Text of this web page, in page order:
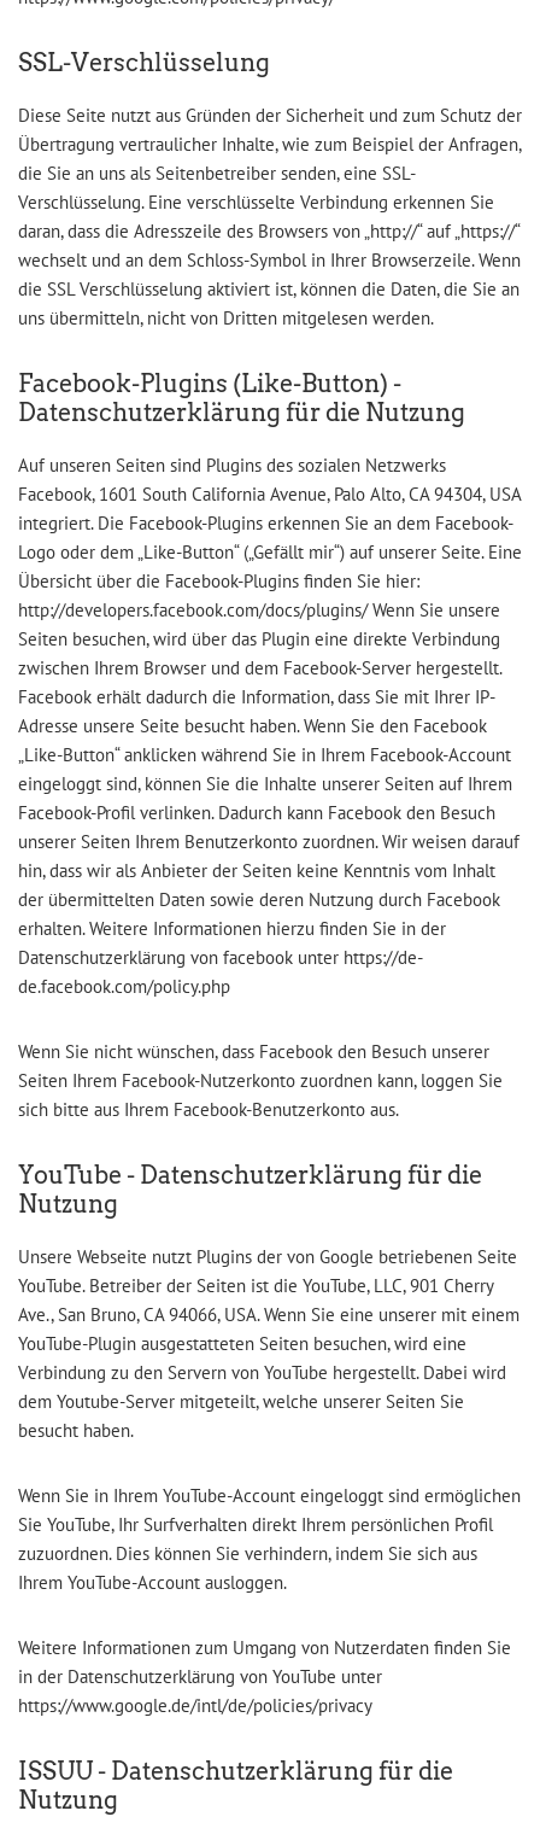
SSL-Verschlüsselung
Diese Seite nutzt aus Gründen der Sicherheit und zum Schutz der
Übertragung vertraulicher Inhalte, wie zum Beispiel der Anfragen,
die Sie an uns als Seitenbetreiber senden, eine SSL-
Verschlüsselung. Eine verschlüsselte Verbindung erkennen Sie
daran, dass die Adresszeile des Browsers von „http://“ auf „https://“
wechselt und an dem Schloss-Symbol in Ihrer Browserzeile. Wenn
die SSL Verschlüsselung aktiviert ist, können die Daten, die Sie an
uns übermitteln, nicht von Dritten mitgelesen werden.
Facebook-Plugins (Like-Button) -
Datenschutzerklärung für die Nutzung
Auf unseren Seiten sind Plugins des sozialen Netzwerks
Facebook, 1601 South California Avenue, Palo Alto, CA 94304, USA
integriert. Die Facebook-Plugins erkennen Sie an dem Facebook-
Logo oder dem „Like-Button“ („Gefällt mir“) auf unserer Seite. Eine
Übersicht über die Facebook-Plugins finden Sie hier:
http://developers.facebook.com/docs/plugins/ Wenn Sie unsere
Seiten besuchen, wird über das Plugin eine direkte Verbindung
zwischen Ihrem Browser und dem Facebook-Server hergestellt.
Facebook erhält dadurch die Information, dass Sie mit Ihrer IP-
Adresse unsere Seite besucht haben. Wenn Sie den Facebook
„Like-Button“ anklicken während Sie in Ihrem Facebook-Account
eingeloggt sind, können Sie die Inhalte unserer Seiten auf Ihrem
Facebook-Profil verlinken. Dadurch kann Facebook den Besuch
unserer Seiten Ihrem Benutzerkonto zuordnen. Wir weisen darauf
hin, dass wir als Anbieter der Seiten keine Kenntnis vom Inhalt
der übermittelten Daten sowie deren Nutzung durch Facebook
erhalten. Weitere Informationen hierzu finden Sie in der
Datenschutzerklärung von facebook unter https://de-
de.facebook.com/policy.php
Wenn Sie nicht wünschen, dass Facebook den Besuch unserer
Seiten Ihrem Facebook-Nutzerkonto zuordnen kann, loggen Sie
sich bitte aus Ihrem Facebook-Benutzerkonto aus.
YouTube - Datenschutzerklärung für die
Nutzung
Unsere Webseite nutzt Plugins der von Google betriebenen Seite
YouTube. Betreiber der Seiten ist die YouTube, LLC, 901 Cherry
Ave., San Bruno, CA 94066, USA. Wenn Sie eine unserer mit einem
YouTube-Plugin ausgestatteten Seiten besuchen, wird eine
Verbindung zu den Servern von YouTube hergestellt. Dabei wird
dem Youtube-Server mitgeteilt, welche unserer Seiten Sie
besucht haben.
Wenn Sie in Ihrem YouTube-Account eingeloggt sind ermöglichen
Sie YouTube, Ihr Surfverhalten direkt Ihrem persönlichen Profil
zuzuordnen. Dies können Sie verhindern, indem Sie sich aus
Ihrem YouTube-Account ausloggen.
Weitere Informationen zum Umgang von Nutzerdaten finden Sie
in der Datenschutzerklärung von YouTube unter
https://www.google.de/intl/de/policies/privacy
ISSUU - Datenschutzerklärung für die
Nutzung